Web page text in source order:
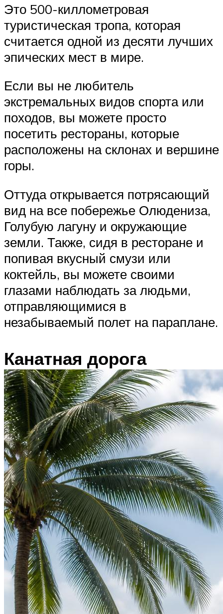
Это 500-киллометровая
туристическая тропа, которая
считается одной из десяти лучших
эпических мест в мире.
Если вы не любитель
экстремальных видов спорта или
походов, вы можете просто
посетить рестораны, которые
расположены на склонах и вершине
горы.
Оттуда открывается потрясающий
вид на все побережье Олюдениза,
Голубую лагуну и окружающие
земли. Также, сидя в ресторане и
попивая вкусный смузи или
коктейль, вы можете своими
глазами наблюдать за людьми,
отправляющимися в
незабываемый полет на параплане.
Канатная дорога